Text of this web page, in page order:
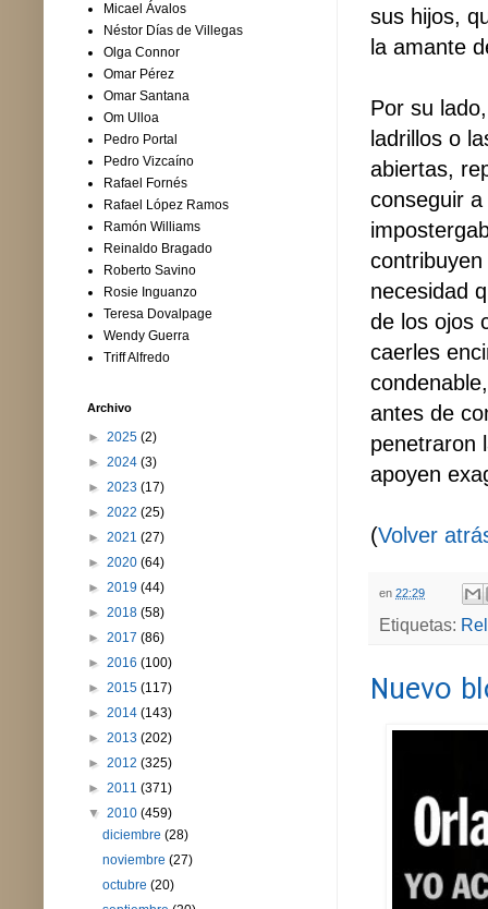
sus hijos,
la amante
Por su
ladrillos o
abiertas,
conseguir
necesidad
de los ojos
caerles
antes de
penetraron
apoyen
(Volver
en 22:29
Etiquetas:
Nuevo
Micael Ávalos
Néstor Días de Villegas
Olga Connor
Omar Pérez
Omar Santana
Om Ulloa
Pedro Portal
Pedro Vizcaíno
Rafael Fornés
Rafael López Ramos
Ramón Williams
Reinaldo Bragado
Roberto Savino
Rosie Inguanzo
Teresa Dovalpage
Wendy Guerra
Triff Alfredo
Archivo
► 2025 (2)
► 2024 (3)
► 2023 (17)
► 2022 (25)
► 2021 (27)
► 2020 (64)
► 2019 (44)
► 2018 (58)
► 2017 (86)
► 2016 (100)
► 2015 (117)
► 2014 (143)
► 2013 (202)
► 2012 (325)
► 2011 (371)
▼ 2010 (459)
diciembre(28)
noviembre(27)
octubre(20)